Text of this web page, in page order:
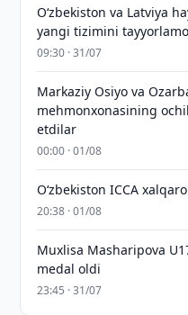
Oʻzbekiston va Latviya
yangi tizimini
09:30 · 31/07
Markaziy Osiyo va
mehmonxonasining
etdilar
00:00 · 01/08
O‘zbekiston ICCA
20:38 · 01/08
Muxlisa Masharipova
medal oldi
23:45 · 31/07